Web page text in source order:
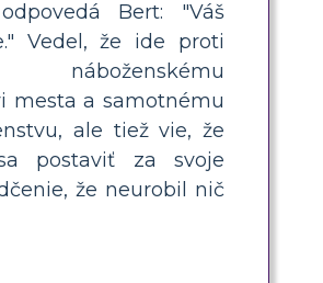
Bert: "Váš
Vedel, že ide proti
náboženskému
mesta a samotnému
ale tiež vie, že
postaviť za svoje
že neurobil nič